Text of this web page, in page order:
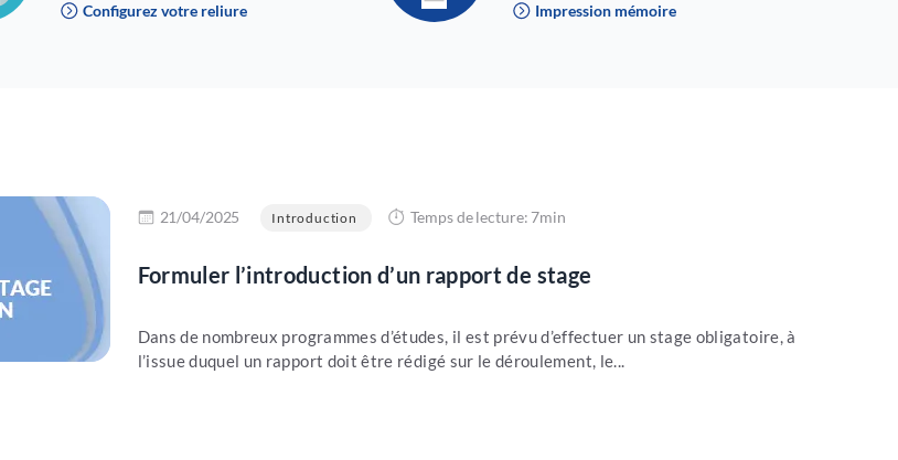
Configurez votre reliure Impression mémoire
21/04/2025 Introduction Temps de lecture: 7min
Formuler l’introduction d’un rapport de stage
Dans de nombreux programmes d’études, il est prévu d’effectuer un stage obligatoire, à
l’issue duquel un rapport doit être rédigé sur le déroulement, le...